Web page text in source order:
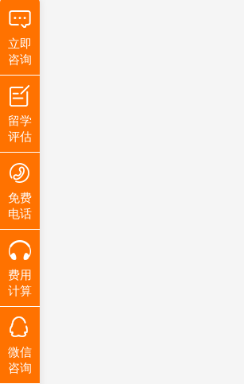
立即
咨询
留学
评估
免费
电话
费用
计算
微信
咨询